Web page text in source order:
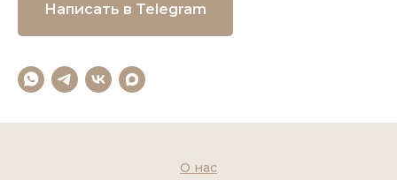
Написать в Telegram
О нас